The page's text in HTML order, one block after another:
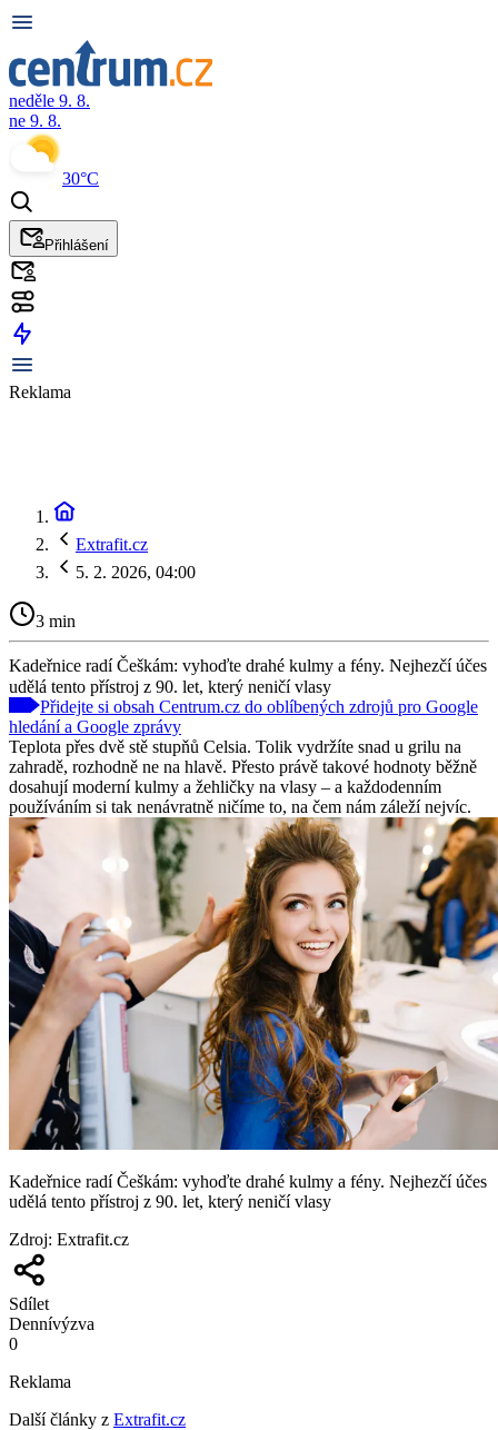
neděle 9. 8.
ne 9. 8.
30°C
Přihlášení
Reklama
Extrafit.cz
5. 2. 2026, 04:00
3 min
Kadeřnice radí Češkám: vyhoďte drahé kulmy a fény. Nejhezčí účes
udělá tento přístroj z 90. let, který neničí vlasy
Přidejte si obsah Centrum.cz do oblíbených zdrojů pro Google
hledání a Google zprávy
Teplota přes dvě stě stupňů Celsia. Tolik vydržíte snad u grilu na
zahradě, rozhodně ne na hlavě. Přesto právě takové hodnoty běžně
dosahují moderní kulmy a žehličky na vlasy – a každodenním
používáním si tak nenávratně ničíme to, na čem nám záleží nejvíc.
Kadeřnice radí Češkám: vyhoďte drahé kulmy a fény. Nejhezčí účes
udělá tento přístroj z 90. let, který neničí vlasy
Zdroj: Extrafit.cz
Sdílet
Dennívýzva
0
Reklama
Další články z Extrafit.cz